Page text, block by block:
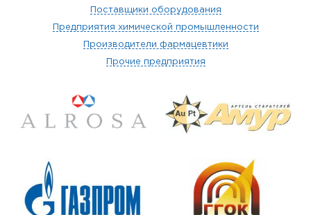
Поставщики оборудования
Предприятия химической промышленности
Производители фармацевтики
Прочие предприятия